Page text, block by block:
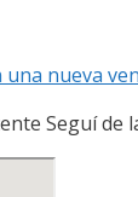
una nueva
Seguí de